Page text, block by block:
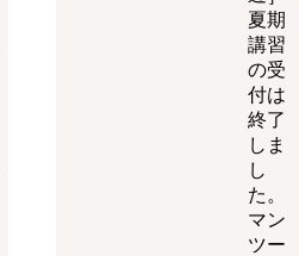
夏期
講習
の受
付は
終了
しま
し
た。
マン
ツー